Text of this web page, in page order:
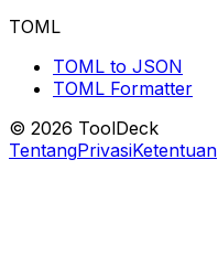
TOML
TOML to JSON
TOML Formatter
© 2026 ToolDeck
TentangPrivasiKetentuan